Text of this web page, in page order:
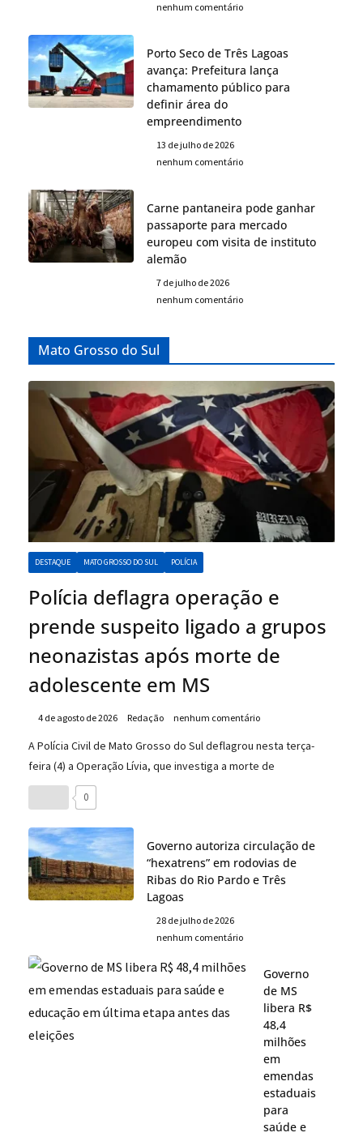
nenhum comentário
Porto Seco de Três Lagoas
avança: Prefeitura lança
chamamento público para
definir área do
empreendimento
13 de julho de 2026
nenhum comentário
Carne pantaneira pode ganhar
passaporte para mercado
europeu com visita de instituto
alemão
7 de julho de 2026
nenhum comentário
Mato Grosso do Sul
DESTAQUE MATO GROSSO DO SUL POLÍCIA
Polícia deflagra operação e
prende suspeito ligado a grupos
neonazistas após morte de
adolescente em MS
4 de agosto de 2026 Redação nenhum comentário
A Polícia Civil de Mato Grosso do Sul deflagrou nesta terça-
feira (4) a Operação Lívia, que investiga a morte de
0
Governo autoriza circulação de
“hexatrens” em rodovias de
Ribas do Rio Pardo e Três
Lagoas
28 de julho de 2026
nenhum comentário
Governo
de MS
libera R$
48,4
milhões
em
emendas
estaduais
para
saúde e